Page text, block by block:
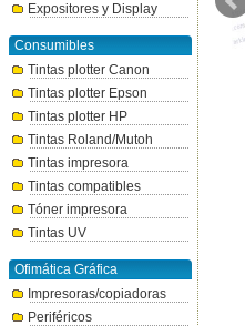
Expositores y Display
Consumibles
Tintas plotter Canon
Tintas plotter Epson
Tintas plotter HP
Tintas Roland/Mutoh
Tintas impresora
Tintas compatibles
Tóner impresora
Tintas UV
Ofimática Gráfica
Impresoras/copiadoras
Periféricos
Oracal 651 - 022 Amarillo Claro
0,63x5m.
17.06€